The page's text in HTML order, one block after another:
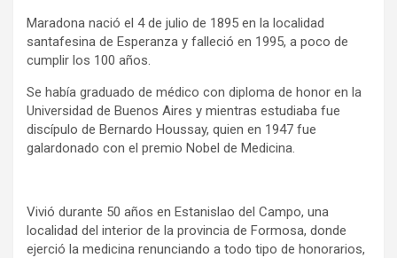
Maradona nació el 4 de julio de 1895 en la localidad
santafesina de Esperanza y falleció en 1995, a poco de
cumplir los 100 años.
Se había graduado de médico con diploma de honor en la
Universidad de Buenos Aires y mientras estudiaba fue
discípulo de Bernardo Houssay, quien en 1947 fue
galardonado con el premio Nobel de Medicina.
Vivió durante 50 años en Estanislao del Campo, una
localidad del interior de la provincia de Formosa, donde
ejerció la medicina renunciando a todo tipo de honorarios,